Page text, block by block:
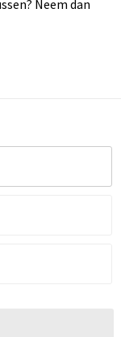
Neem dan